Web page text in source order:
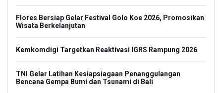
Flores Bersiap Gelar Festival Golo Koe 2026, Promosikan
Wisata Berkelanjutan
Kemkomdigi Targetkan Reaktivasi IGRS Rampung 2026
TNI Gelar Latihan Kesiapsiagaan Penanggulangan
Bencana Gempa Bumi dan Tsunami di Bali